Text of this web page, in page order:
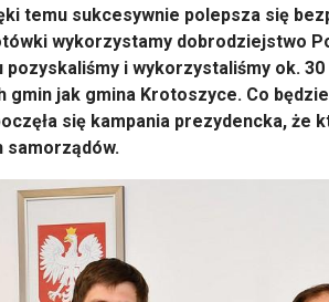
temu sukcesywnie polepsza się
wykorzystamy dobrodziejstwo
i wykorzystaliśmy ok. 30
jak gmina Krotoszyce. Co
się kampania prezydencka, że
samorządów.